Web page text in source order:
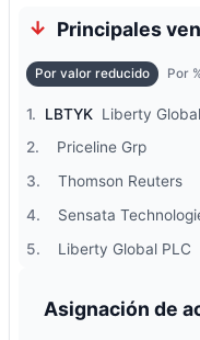
Principales
Por valor reducido Por
1. LBTYK Liberty Global
2.
Priceline Grp
3.
Thomson Reuters
4.
Sensata
5.
Liberty Global PLC
Asignación de